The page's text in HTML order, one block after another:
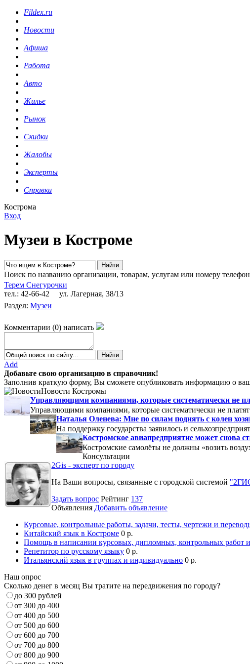
Fildex.ru
Новости
Афиша
Работа
Авто
Жилье
Рынок
Скидки
Жалобы
Эксперты
Справки
Кострома
Вход
Музеи в Костроме
Поиск по названию организации, товарам, услугам или номеру
Терем Снегурочки
тел.: 42-66-42
ул. Лагерная, 38/13
Раздел: Музеи
Комментарии (0) написать
Add
Добавьте свою организацию в справочник!
Заполнив краткую форму, Вы сможете опубликовать информацию о
Новости Костромы
Управляющими компаниями, которые систематически не
Управляющими компаниями, которые систематически не
Наталья Оленева: Мне по силам поднять с колен
На поддержку государства заявилось и
Костромское авиапредприятие может снова
Костромские самолёты не должны «возить
Консультации
2Gis - эксперт по городу
На Ваши вопросы, связанные с городской системой
Задать вопрос Рейтинг 137
Объявления Добавить объявление
Курсовые, контрольные работы, задачи, тесты, чертежи и
Китайский язык в Костроме 0 р.
Помощь в написании курсовых, дипломных, контрольных работ и
Репетитор по русскому языку 0 р.
Итальянский язык в группах и индивидуально 0 р.
Наш опрос
Сколько денег в месяц Вы тратите на передвижения по городу?
до 300 рублей
от 300 до 400
от 400 до 500
от 500 до 600
от 600 до 700
от 700 до 800
от 800 до 900